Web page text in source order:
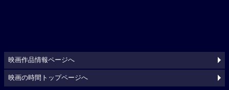
映画作品情報ページへ
映画の時間トップページへ